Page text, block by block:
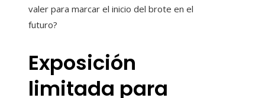
valer para marcar el inicio del brote en el
futuro?
Exposición
limitada para